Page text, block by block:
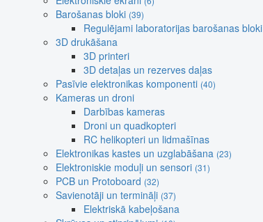
Barošanas bloki (39)
Regulējami laboratorijas barošanas bloki
3D drukāšana
3D printeri
3D detaļas un rezerves daļas
Pasīvie elektronikas komponenti (40)
Kameras un droni
Darbības kameras
Droni un quadkopteri
RC helikopteri un lidmašīnas
Elektronikas kastes un uzglabāšana (23)
Elektroniskie moduļi un sensori (31)
PCB un Protoboard (32)
Savienotāji un termināļi (37)
Elektriskā kabeļošana